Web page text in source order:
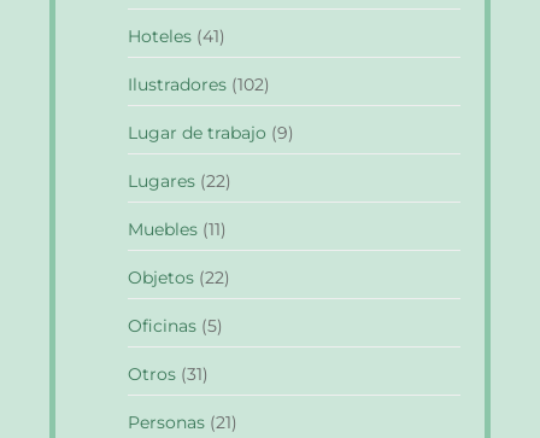
Hoteles (41)
Ilustradores (102)
Lugar de trabajo (9)
Lugares (22)
Muebles (11)
Objetos (22)
Oficinas (5)
Otros (31)
Personas (21)